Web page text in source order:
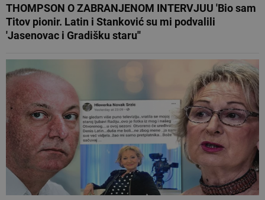
THOMPSON O ZABRANJENOM INTERVJUU 'Bio sam
Titov pionir. Latin i Stanković su mi podvalili
'Jasenovac i Gradišku staru''